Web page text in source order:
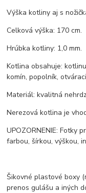
Výška kotliny aj s
Celková výška: 170 cm.
Hrúbka kotliny: 1,0 mm.
Kotlina obsahuje:
komín, popolník,
Materiál: kvalitná
Nerezová kotlina je
UPOZORNENIE: Fotky
farbou, šírkou, výškou,
Šikovné plastové boxy
prenos gulášu a iných